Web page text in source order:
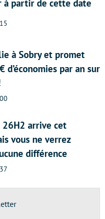
à partir de cette date
à Sobry et promet
d’économies par an sur
arrive cet
vous ne verrez
différence